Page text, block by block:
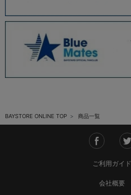
BAYSTORE ONLINE TOP 商品一覧
ご利用ガイド
会社概要